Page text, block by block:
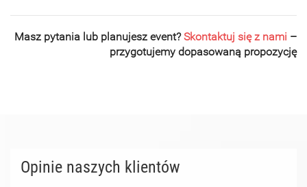
Masz pytania lub planujesz event?Skontaktuj się z nami –
przygotujemy dopasowaną propozycję
Opinie naszych klientów